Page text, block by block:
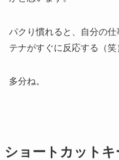
パクり慣れると、自分の
テナがすぐに反応する（笑
多分ね。
ショートカットキ